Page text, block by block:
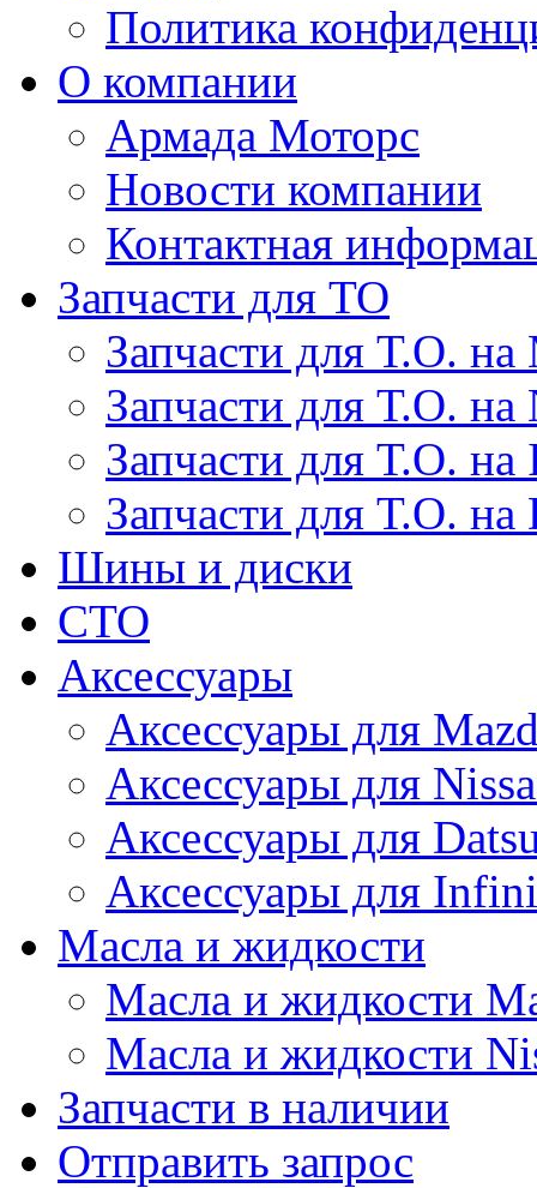
Политика
О компании
Армада Моторс
Новости компании
Контактная
Запчасти для ТО
Запчасти для Т.О. на
Запчасти для Т.О. на
Запчасти для Т.О.
Запчасти для Т.О. на
Шины и диски
СТО
Аксессуары
Аксессуары для
Аксессуары для
Аксессуары для
Аксессуары для
Масла и жидкости
Масла и жидкости
Масла и жидкости
Запчасти в наличии
Отправить запрос